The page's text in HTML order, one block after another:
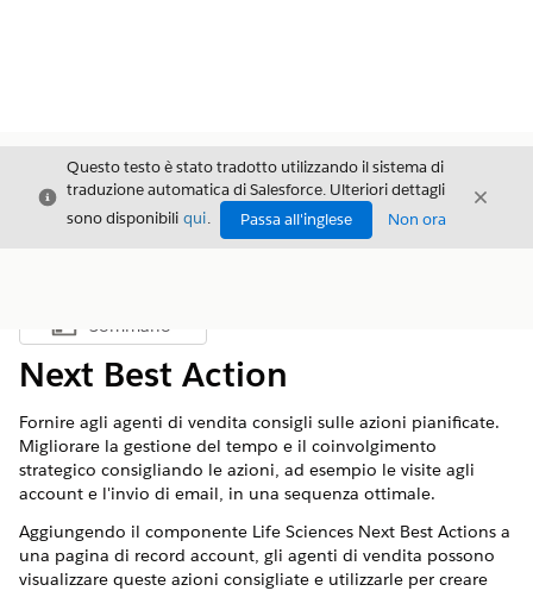
Chiudi
Questo testo è stato tradotto utilizzando il sistema di
traduzione automatica di Salesforce. Ulteriori dettagli
sono disponibili qui. Passa all'inglese Non ora
Chiudi
Mostra sommario
Sommario
Next Best Action
Fornire agli agenti di vendita consigli sulle azioni pianificate.
Migliorare la gestione del tempo e il coinvolgimento
strategico consigliando le azioni, ad esempio le visite agli
account e l'invio di email, in una sequenza ottimale.
Aggiungendo il componente Life Sciences Next Best Actions a
una pagina di record account, gli agenti di vendita possono
visualizzare queste azioni consigliate e utilizzarle per creare